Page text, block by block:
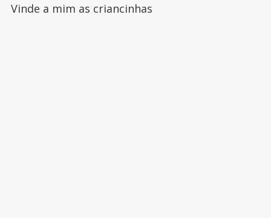
Vinde a mim as criancinhas